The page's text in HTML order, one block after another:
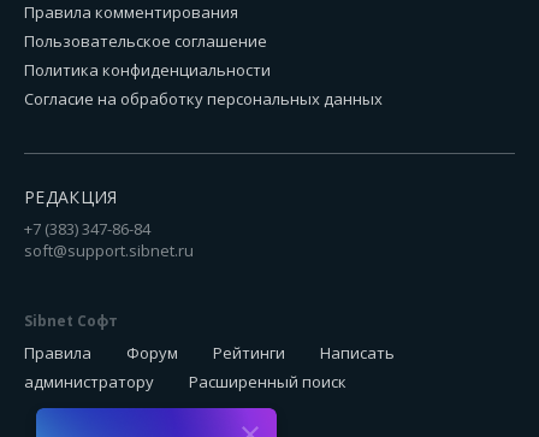
Правила комментирования
Пользовательское соглашение
Политика конфиденциальности
Согласие на обработку персональных данных
РЕДАКЦИЯ
+7 (383) 347-86-84
soft@support.sibnet.ru
Sibnet Софт
Правила Форум Рейтинги
Написать
администратору
Расширенный поиск